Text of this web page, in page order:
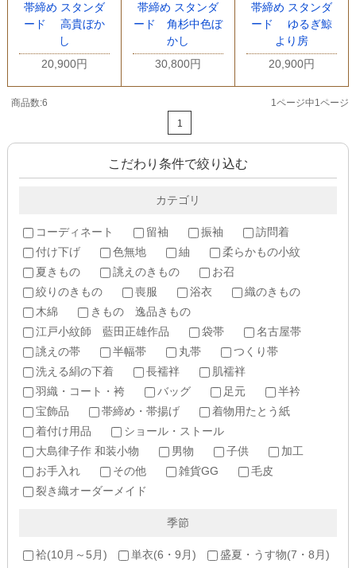
帯締め スタンダ
ード 高貴ぼか
し
20,900円
帯締め スタンダ
ード 角杉中色ぼ
かし
30,800円
帯締め スタンダ
ード ゆるぎ鯨
より房
20,900円
商品数:6
1ページ中1ページ
1
こだわり条件で絞り込む
カテゴリ
コーディネート 留袖 振袖
訪問着
付け下げ
色無地 紬
柔らかもの小紋
夏きもの
誂えのきもの
お召
絞りのきもの
喪服 浴衣
織のきもの
木綿
きもの 逸品きもの
江戸小紋師 藍田正雄作品
袋帯
名古屋帯
誂えの帯
半幅帯 丸帯
つくり帯
洗える絹の下着
長襦袢
肌襦袢
羽織・コート・袴
バッグ 足元
半衿
宝飾品
帯締め・帯揚げ
着物用たとう紙
着付け用品
ショール・ストール
大島律子作 和装小物
男物 子供
加工
お手入れ
その他 雑貨GG
毛皮
裂き織オーダーメイド
季節
袷(10月～5月) 単衣(6・9月) 盛夏・うす物(7・8月)